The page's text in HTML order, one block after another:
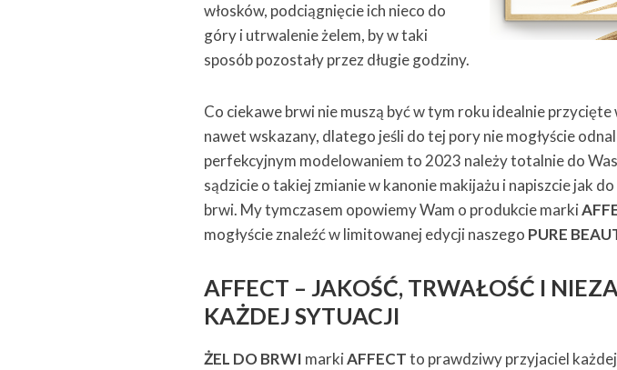
włosków, podciągnięcie ich nieco do
góry i utrwalenie żelem, by w taki
sposób pozostały przez długie godziny.
Co ciekawe brwi nie muszą być w tym roku idealnie przycięte
nawet wskazany, dlatego jeśli do tej pory nie mogłyście
perfekcyjnym modelowaniem to 2023 należy totalnie do
sądzicie o takiej zmianie w kanonie makijażu i napiszcie jak
brwi. My tymczasem opowiemy Wam o produkcie marki
mogłyście znaleźć w limitowanej edycji naszego PURE
AFFECT – JAKOŚĆ, TRWAŁOŚĆ I
KAŻDEJ SYTUACJI
ŻEL DO BRWI markiAFFECTto prawdziwy przyjaciel